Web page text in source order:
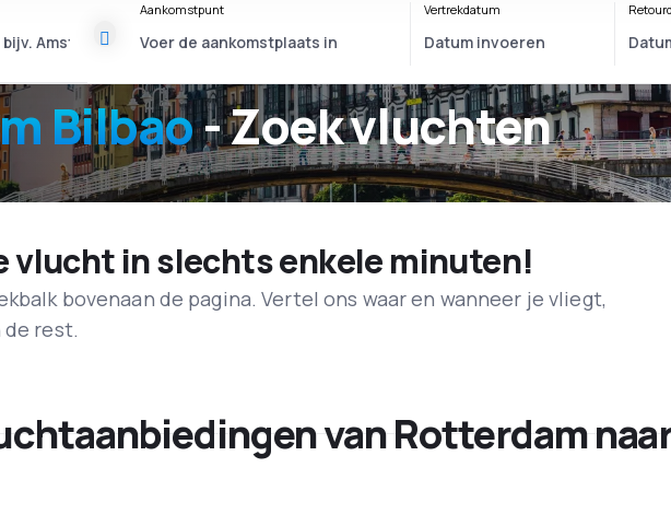
Bilbao- Zoek vluchten
Aankomstpunt Vertrekdatum
vlucht in slechts enkele minuten!
bovenaan de pagina. Vertel ons waar en wanneer je vliegt,
rest.
van Rotterdam